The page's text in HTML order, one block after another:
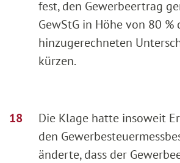
fest, den Gewerbeertrag
GewStG in Höhe von 80 %
hinzugerechneten
kürzen.
Die Klage hatte insoweit
den
änderte, dass der